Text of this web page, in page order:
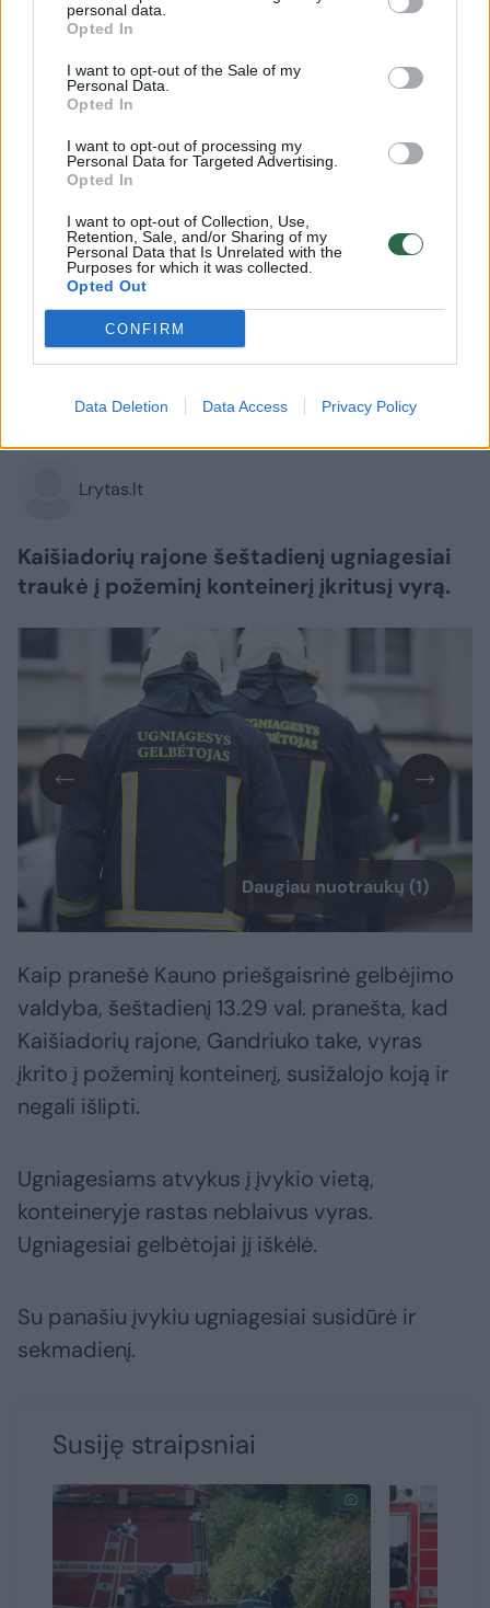
personal data.
Opted In
I want to opt-out of the Sale of my
Personal Data.
Opted In
I want to opt-out of processing my
Personal Data for Targeted Advertising.
Opted In
I want to opt-out of Collection, Use,
Retention, Sale, and/or Sharing of my
Personal Data that Is Unrelated with the
Purposes for which it was collected.
Opted Out
CONFIRM
Data Deletion Data Access Privacy Policy
Lietuvos diena Nelaimės
Iš požeminio konteinerio – girto
vyro šauksmas: teko gelbėti
2026 m. rugpjūčio 10 d. 06:10
Lrytas.lt
Kaišiadorių rajone šeštadienį ugniagesiai
traukė į požeminį konteinerį įkritusį vyrą.
Daugiau nuotraukų (1)
Kaip pranešė Kauno priešgaisrinė gelbėjimo
valdyba, šeštadienį 13.29 val. pranešta, kad
Kaišiadorių rajone, Gandriuko take, vyras
įkrito į požeminį konteinerį, susižalojo koją ir
negali išlipti.
Ugniagesiams atvykus į įvykio vietą,
konteineryje rastas neblaivus vyras.
Ugniagesiai gelbėtojai jį iškėlė.
Su panašiu įvykiu ugniagesiai susidūrė ir
sekmadienį.
Susiję straipsniai